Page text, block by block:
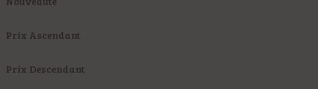
Prix Ascendant
Prix Descendant